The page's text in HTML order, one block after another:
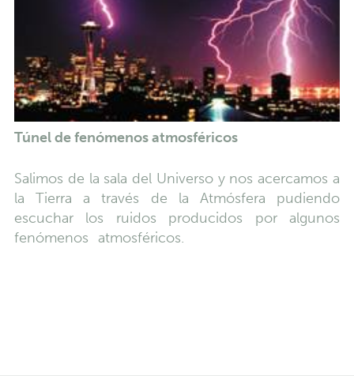
Túnel de fenómenos atmosféricos
Salimos de la sala del Universo y nos acercamos a
la Tierra a través de la Atmósfera pudiendo
escuchar los ruidos producidos por algunos
fenómenos atmosféricos.